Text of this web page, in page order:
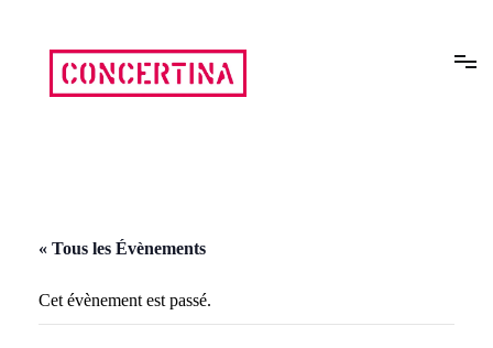
contenu
« Tous les Évènements
Cet évènement est passé.